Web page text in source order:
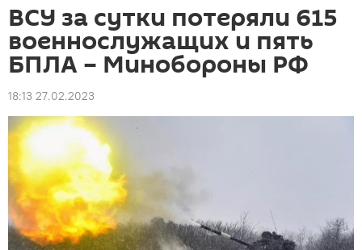
ВСУ за сутки потеряли 615
военнослужащих и пять
БПЛА – Минобороны РФ
18:13 27.02.2023